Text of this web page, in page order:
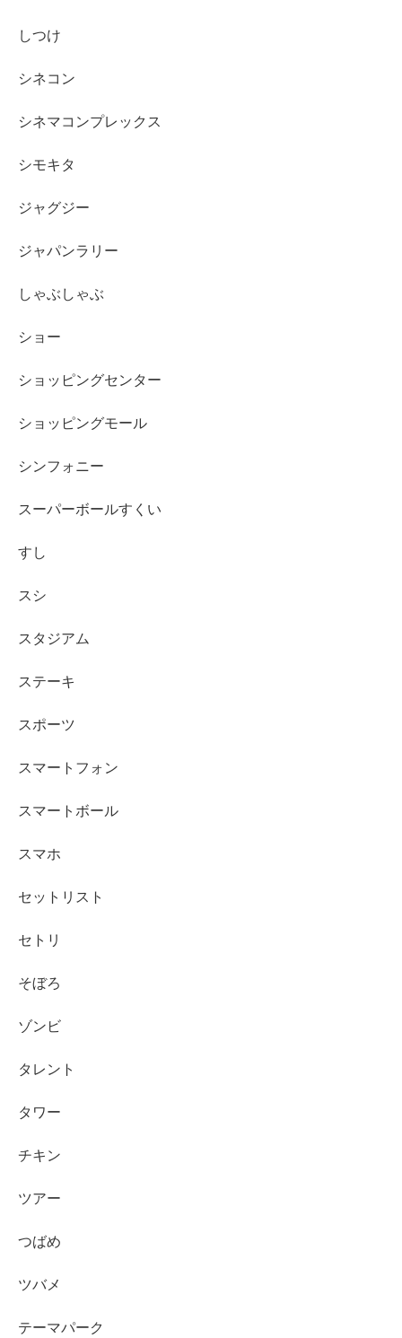
しつけ
シネコン
シネマコンプレックス
シモキタ
ジャグジー
ジャパンラリー
しゃぶしゃぶ
ショー
ショッピングセンター
ショッピングモール
シンフォニー
スーパーボールすくい
すし
スシ
スタジアム
ステーキ
スポーツ
スマートフォン
スマートボール
スマホ
セットリスト
セトリ
そぼろ
ゾンビ
タレント
タワー
チキン
ツアー
つばめ
ツバメ
テーマパーク